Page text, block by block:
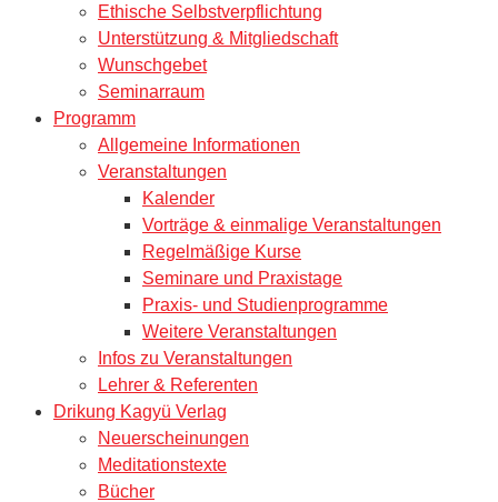
Ethische Selbstverpflichtung
Unterstützung & Mitgliedschaft
Wunschgebet
Seminarraum
Programm
Allgemeine Informationen
Veranstaltungen
Kalender
Vorträge & einmalige Veranstaltungen
Regelmäßige Kurse
Seminare und Praxistage
Praxis- und Studienprogramme
Weitere Veranstaltungen
Infos zu Veranstaltungen
Lehrer & Referenten
Drikung Kagyü Verlag
Neuerscheinungen
Meditationstexte
Bücher